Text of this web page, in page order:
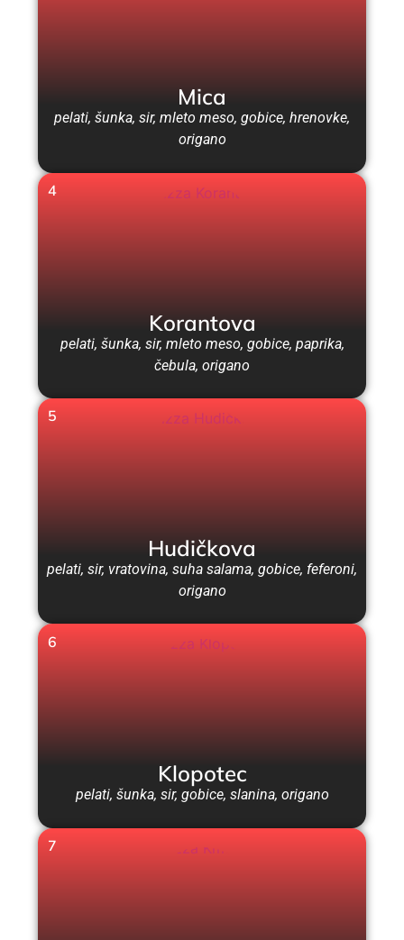
Mica
pelati, šunka, sir, mleto meso, gobice, hrenovke,
origano
4
Korantova
pelati, šunka, sir, mleto meso, gobice, paprika,
čebula, origano
5
Hudičkova
pelati, sir, vratovina, suha salama, gobice, feferoni,
origano
6
Klopotec
pelati, šunka, sir, gobice, slanina, origano
7